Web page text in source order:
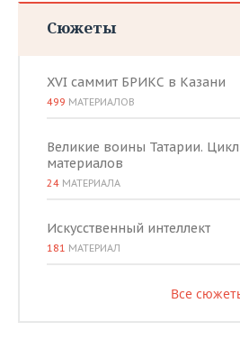
Сюжеты
XVI саммит БРИКС в Казани
499 МАТЕРИАЛОВ
Великие воины Татарии.
материалов
24 МАТЕРИАЛА
Искусственный интеллект
181 МАТЕРИАЛ
Все